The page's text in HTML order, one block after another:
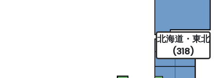
北海道・東北
(318)